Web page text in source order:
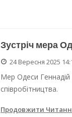
Зустріч мера
24 Вересня 2025
Мер Одеси
співробітництва.
Продовжити